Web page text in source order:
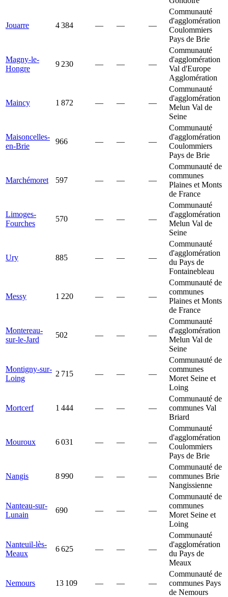
Jouarre 4 384 — — —
Communauté
d'agglomération
Coulommiers
Pays de Brie
Magny-le-
Hongre
9 230 — — —
Communauté
d'agglomération
Val d'Europe
Agglomération
Maincy 1 872 — — —
Communauté
d'agglomération
Melun Val de
Seine
Maisoncelles-
en-Brie
966 — — —
Communauté
d'agglomération
Coulommiers
Pays de Brie
Marchémoret 597 — — —
Communauté de
communes
Plaines et Monts
de France
Limoges-
Fourches
570 — — —
Communauté
d'agglomération
Melun Val de
Seine
Ury 885 — — —
Communauté
d'agglomération
du Pays de
Fontainebleau
Messy 1 220 — — —
Communauté de
communes
Plaines et Monts
de France
Montereau-
sur-le-Jard
502 — — —
Communauté
d'agglomération
Melun Val de
Seine
Montigny-sur-
Loing
2 715 — — —
Communauté de
communes
Moret Seine et
Loing
Mortcerf 1 444 — — —
Communauté de
communes Val
Briard
Mouroux 6 031 — — —
Communauté
d'agglomération
Coulommiers
Pays de Brie
Nangis 8 990 — — —
Communauté de
communes Brie
Nangissienne
Nanteau-sur-
Lunain
690 — — —
Communauté de
communes
Moret Seine et
Loing
Nanteuil-lès-
Meaux
6 625 — — —
Communauté
d'agglomération
du Pays de
Meaux
Nemours 13 109 — — —
Communauté de
communes Pays
de Nemours